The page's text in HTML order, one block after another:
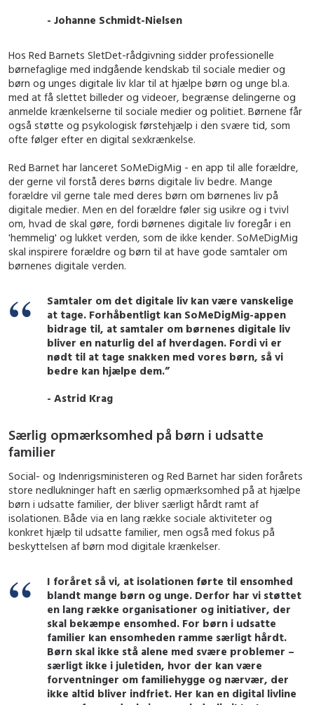
- Johanne Schmidt-Nielsen
Hos Red Barnets SletDet-rådgivning sidder professionelle
børnefaglige med indgående kendskab til sociale medier og
børn og unges digitale liv klar til at hjælpe børn og unge bl.a.
med at få slettet billeder og videoer, begrænse delingerne og
anmelde krænkelserne til sociale medier og politiet. Børnene får
også støtte og psykologisk førstehjælp i den svære tid, som
ofte følger efter en digital sexkrænkelse.
Red Barnet har lanceret SoMeDigMig - en app til alle forældre,
der gerne vil forstå deres børns digitale liv bedre. Mange
forældre vil gerne tale med deres børn om børnenes liv på
digitale medier. Men en del forældre føler sig usikre og i tvivl
om, hvad de skal gøre, fordi børnenes digitale liv foregår i en
'hemmelig' og lukket verden, som de ikke kender. SoMeDigMig
skal inspirere forældre og børn til at have gode samtaler om
børnenes digitale verden.
Samtaler om det digitale liv kan være vanskelige
at tage. Forhåbentligt kan SoMeDigMig-appen
bidrage til, at samtaler om børnenes digitale liv
bliver en naturlig del af hverdagen. Fordi vi er
nødt til at tage snakken med vores børn, så vi
bedre kan hjælpe dem.”
- Astrid Krag
Særlig opmærksomhed på børn i udsatte
familier
Social- og Indenrigsministeren og Red Barnet har siden forårets
store nedlukninger haft en særlig opmærksomhed på at hjælpe
børn i udsatte familier, der bliver særligt hårdt ramt af
isolationen. Både via en lang række sociale aktiviteter og
konkret hjælp til udsatte familier, men også med fokus på
beskyttelsen af børn mod digitale krænkelser.
I foråret så vi, at isolationen førte til ensomhed
blandt mange børn og unge. Derfor har vi støttet
en lang række organisationer og initiativer, der
skal bekæmpe ensomhed. For børn i udsatte
familier kan ensomheden ramme særligt hårdt.
Børn skal ikke stå alene med svære problemer –
særligt ikke i juletiden, hvor der kan være
forventninger om familiehygge og nærvær, der
ikke altid bliver indfriet. Her kan en digital livline